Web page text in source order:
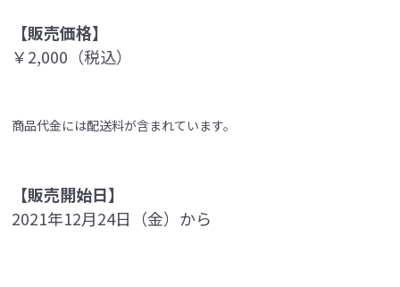
【販売価格】
￥2,000（税込）
商品代金には配送料が含まれています。
【販売開始日】
2021年12月24日（金）から